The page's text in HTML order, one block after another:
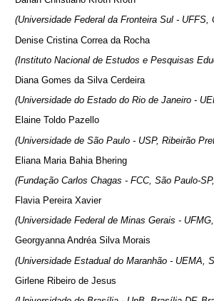
(Universidade Federal da Fronteira Sul - UFFS,
Denise Cristina Correa da Rocha
(Instituto Nacional de Estudos e Pesquisas
Diana Gomes da Silva Cerdeira
(Universidade do Estado do Rio de Janeiro -
Elaine Toldo Pazello
(Universidade de São Paulo - USP, Ribeirão
Eliana Maria Bahia Bhering
(Fundação Carlos Chagas - FCC, São Paulo-
Flavia Pereira Xavier
(Universidade Federal de Minas Gerais -
Georgyanna Andréa Silva Morais
(Universidade Estadual do Maranhão - UEMA,
Girlene Ribeiro de Jesus